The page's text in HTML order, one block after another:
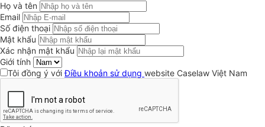
Họ và tên
Email
Số điện thoại
Mật khẩu
Xác nhận mật khẩu
Giới tính
Tôi đồng ý vớiĐiều khoản sử dụng website Caselaw Việt Nam